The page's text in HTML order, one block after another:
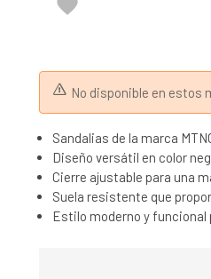

No disponible en estos
Sandalias de la marca
Diseño versátil en color
Cierre ajustable para una
Suela resistente que
Estilo moderno y funcional